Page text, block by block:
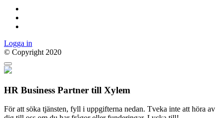
Logga in
© Copyright 2020
HR Business Partner till Xylem
För att söka tjänsten, fyll i uppgifterna nedan. Tveka inte att höra av